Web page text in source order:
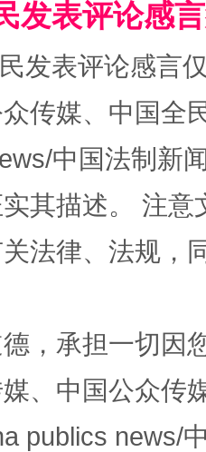
开幕 规模
发表评论感
发表评论感言
传媒、中国全
中国法制新
其描述。 注
法律、法规，
，承担一切因
、中国公众传
publics news/